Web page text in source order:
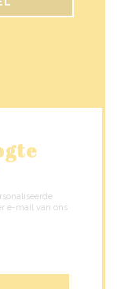
e-mail van ons